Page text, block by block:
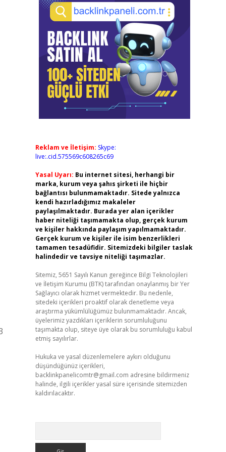
Reklam ve İletişim: Skype:
live:.cid.575569c608265c69
Yasal Uyarı: Bu internet sitesi, herhangi bir
marka, kurum veya şahıs şirketi ile hiçbir
bağlantısı bulunmamaktadır. Sitede yalnızca
kendi hazırladığımız makaleler
paylaşılmaktadır. Burada yer alan içerikler
haber niteliği taşımamakta olup, gerçek kurum
ve kişiler hakkında paylaşım yapılmamaktadır.
Gerçek kurum ve kişiler ile isim benzerlikleri
tamamen tesadüfidir. Sitemizdeki bilgiler taslak
halindedir ve tavsiye niteliği taşımazlar.
Sitemiz, 5651 Sayılı Kanun gereğince Bilgi Teknolojileri
ve İletişim Kurumu (BTK) tarafından onaylanmış bir Yer
Sağlayıcı olarak hizmet vermektedir. Bu nedenle,
sitedeki içerikleri proaktif olarak denetleme veya
araştırma yükümlülüğümüz bulunmamaktadır. Ancak,
üyelerimiz yazdıkları içeriklerin sorumluluğunu
taşımakta olup, siteye üye olarak bu sorumluluğu kabul
etmiş sayılırlar.
Hukuka ve yasal düzenlemelere aykırı olduğunu
düşündüğünüz içerikleri,
backlinkpanelicomtr@gmail.com adresine bildirmeniz
halinde, ilgili içerikler yasal süre içerisinde sitemizden
kaldırılacaktır.